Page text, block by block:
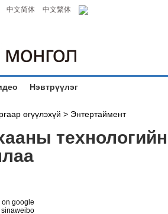
中文简体 中文繁体
Нэвтрүүлэг
өгүүлэхүй > Энтертаймент
on google